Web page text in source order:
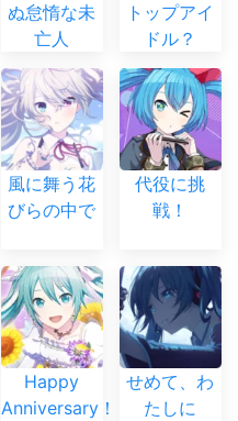
ぬ怠惰な未
亡人
トップアイ
ドル？
風に舞う花
びらの中で
代役に挑
戦！
Happy
Anniversary！！
せめて、わ
たしに